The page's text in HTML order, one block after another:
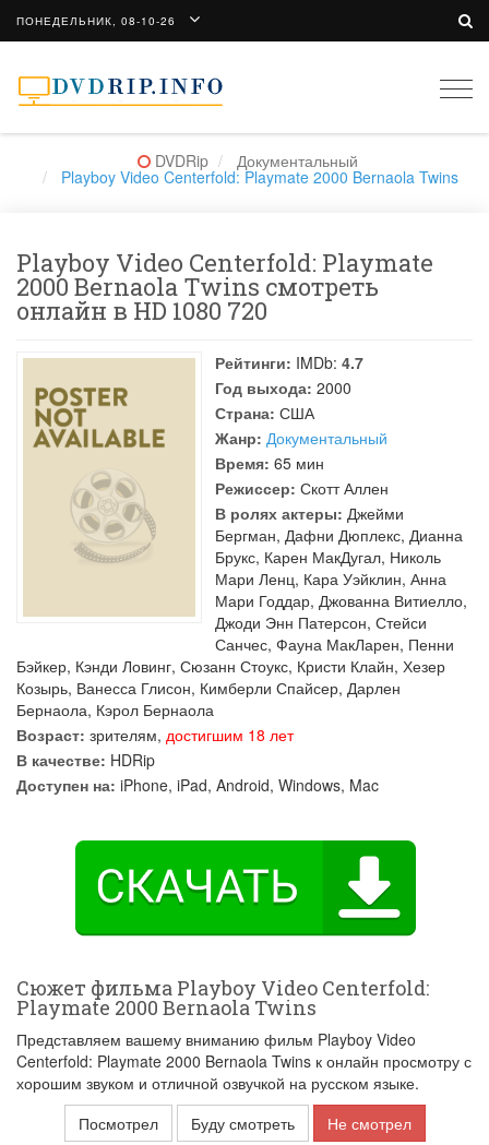
ПОНЕДЕЛЬНИК, 08-10-26
DVDRip Документальный
Playboy Video Centerfold: Playmate 2000 Bernaola Twins
Playboy Video Centerfold: Playmate
2000 Bernaola Twins смотреть
онлайн в HD 1080 720
Рейтинги: IMDb: 4.7
Год выхода: 2000
Страна: США
Жанр: Документальный
Время: 65 мин
Режиссер: Скотт Аллен
В ролях актеры: Джейми
Бергман, Дафни Дюплекс, Дианна
Брукс, Карен МакДугал, Николь
Мари Ленц, Кара Уэйклин, Анна
Мари Годдар, Джованна Витиелло,
Джоди Энн Патерсон, Стейси
Санчес, Фауна МакЛарен, Пенни
Бэйкер, Кэнди Ловинг, Сюзанн Стоукс, Кристи Клайн, Хезер
Козырь, Ванесса Глисон, Кимберли Спайсер, Дарлен
Бернаола, Кэрол Бернаола
Возраст: зрителям, достигшим 18 лет
В качестве: HDRip
Доступен на: iPhone, iPad, Android, Windows, Mac
Сюжет фильма Playboy Video Centerfold:
Playmate 2000 Bernaola Twins
Представляем вашему вниманию фильм Playboy Video
Centerfold: Playmate 2000 Bernaola Twins к онлайн просмотру с
хорошим звуком и отличной озвучкой на русском языке.
Посмотрел
Буду смотреть Не смотрел